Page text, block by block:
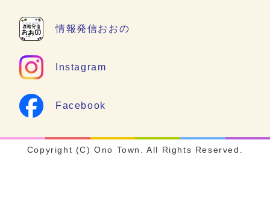
情報発信おおの
Instagram
Facebook
Copyright (C) Ono Town. All Rights Reserved.